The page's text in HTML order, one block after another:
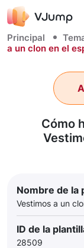
Principal
a un clon en el
Cómo
Nombre de la
Vestimos a un
ID de la
28509